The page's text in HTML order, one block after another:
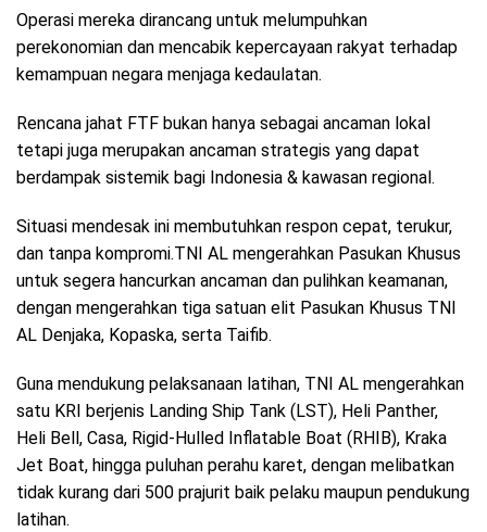
Operasi mereka dirancang untuk melumpuhkan
perekonomian dan mencabik kepercayaan rakyat terhadap
kemampuan negara menjaga kedaulatan.
Rencana jahat FTF bukan hanya sebagai ancaman lokal
tetapi juga merupakan ancaman strategis yang dapat
berdampak sistemik bagi Indonesia & kawasan regional.
Situasi mendesak ini membutuhkan respon cepat, terukur,
dan tanpa kompromi.TNI AL mengerahkan Pasukan Khusus
untuk segera hancurkan ancaman dan pulihkan keamanan,
dengan mengerahkan tiga satuan elit Pasukan Khusus TNI
AL Denjaka, Kopaska, serta Taifib.
Guna mendukung pelaksanaan latihan, TNI AL mengerahkan
satu KRI berjenis Landing Ship Tank (LST), Heli Panther,
Heli Bell, Casa, Rigid-Hulled Inflatable Boat (RHIB), Kraka
Jet Boat, hingga puluhan perahu karet, dengan melibatkan
tidak kurang dari 500 prajurit baik pelaku maupun pendukung
latihan.